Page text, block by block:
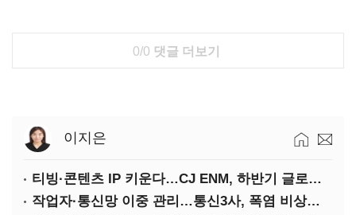
0/0 댓글 더보기
이지은
티빙·콘텐츠 IP 키운다…CJ ENM, 하반기 글로벌 확장 가속
작업자·통신망 이중 관리…통신3사, 폭염 비상대응 돌입